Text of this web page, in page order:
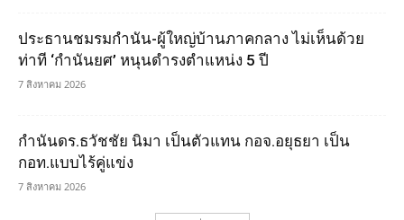
ประธานชมรมกำนัน-ผู้ใหญ่บ้านภาคกลาง ไม่เห็นด้วย
ท่าที ‘กำนันยศ’ หนุนดำรงตำแหน่ง 5 ปี
7 สิงหาคม 2026
กำนันดร.ธวัชชัย นิมา เป็นตัวแทน กอจ.อยุธยา เป็น
กอท.แบบไร้คู่แข่ง
7 สิงหาคม 2026